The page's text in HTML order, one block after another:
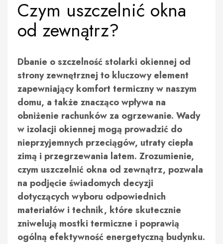
Czym uszczelnić okna
od zewnątrz?
Dbanie o szczelność stolarki okiennej od
strony zewnętrznej to kluczowy element
zapewniający komfort termiczny w naszym
domu, a także znacząco wpływa na
obniżenie rachunków za ogrzewanie. Wady
w izolacji okiennej mogą prowadzić do
nieprzyjemnych przeciągów, utraty ciepła
zimą i przegrzewania latem. Zrozumienie,
czym uszczelnić okna od zewnątrz, pozwala
na podjęcie świadomych decyzji
dotyczących wyboru odpowiednich
materiałów i technik, które skutecznie
zniwelują mostki termiczne i poprawią
ogólną efektywność energetyczną budynku.